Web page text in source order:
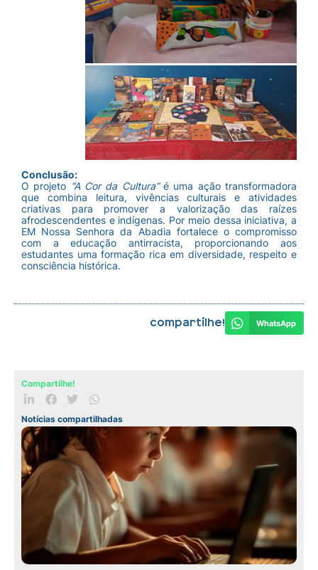
Conclusão:
O projeto “A Cor da Cultura”é uma ação transformadora
que combina leitura, vivências culturais e atividades
criativas para promover a valorização das raízes
afrodescendentes e indígenas. Por meio dessa iniciativa, a
EM Nossa Senhora da Abadia fortalece o compromisso
com a educação antirracista, proporcionando aos
estudantes uma formação rica em diversidade, respeito e
consciência histórica.
Compartilhe! WhatsApp
Compartilhe!
Notícias compartilhadas